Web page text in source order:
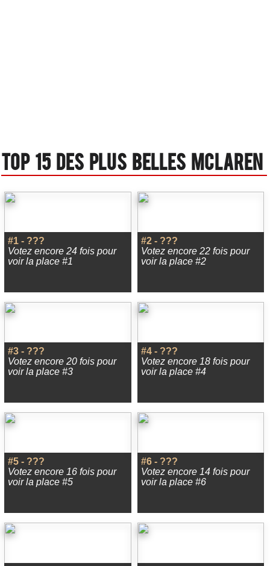
Top 15 des plus belles Mclaren
#1 - ???
Votez encore 24 fois pour
voir la place #1
#2 - ???
Votez encore 22 fois pour
voir la place #2
#3 - ???
Votez encore 20 fois pour
voir la place #3
#4 - ???
Votez encore 18 fois pour
voir la place #4
#5 - ???
Votez encore 16 fois pour
voir la place #5
#6 - ???
Votez encore 14 fois pour
voir la place #6